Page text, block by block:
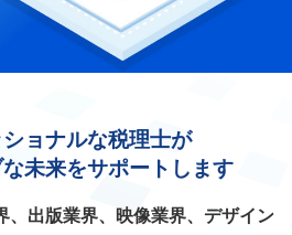
ョナルな税理士が
未来をサポートします
、出版業界、映像業界、デザイン